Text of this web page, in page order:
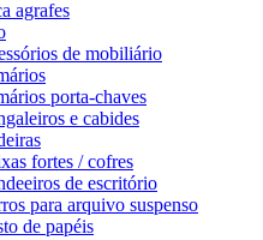
agrafes
de mobiliário
porta-chaves
e cabides
fortes / cofres
de escritório
para arquivo suspenso
de papéis